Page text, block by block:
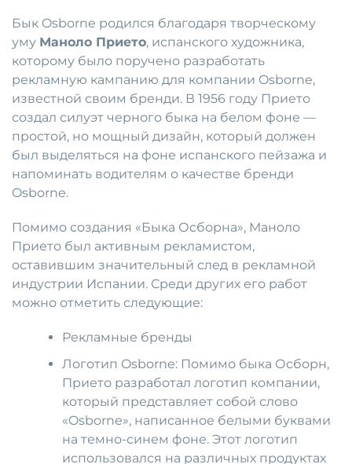
Бык Osborne родился благодаря творческому
уму Маноло Прието, испанского художника,
которому было поручено разработать
рекламную кампанию для компании Osborne,
известной своим бренди. В 1956 году Прието
создал силуэт черного быка на белом фоне —
простой, но мощный дизайн, который должен
был выделяться на фоне испанского пейзажа и
напоминать водителям о качестве бренди
Osborne.
Помимо создания «Быка Осборна», Маноло
Прието был активным рекламистом,
оставившим значительный след в рекламной
индустрии Испании. Среди других его работ
можно отметить следующие:
Рекламные бренды
Логотип Osborne: Помимо быка Осборн,
Прието разработал логотип компании,
который представляет собой слово
«Osborne», написанное белыми буквами
на темно-синем фоне. Этот логотип
использовался на различных продуктах